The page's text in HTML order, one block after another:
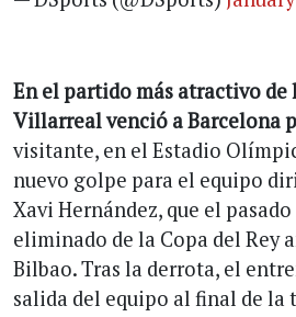
En el partido más atractivo de
Villarreal venció a Barcelona
visitante, en el Estadio
nuevo golpe para el equipo
Xavi Hernández, que el
eliminado de la Copa del Rey
Bilbao. Tras la derrota, el
salida del equipo al final de la